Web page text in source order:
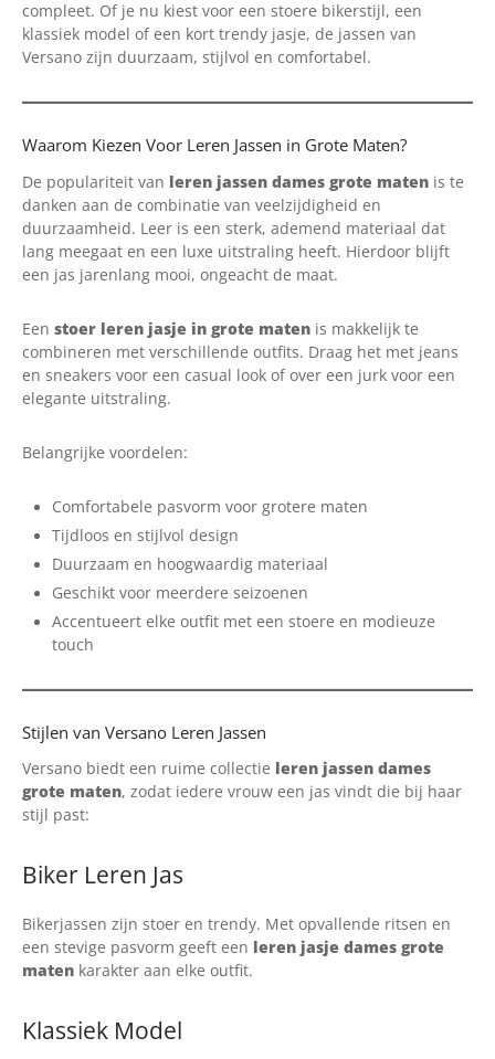
compleet. Of je nu kiest voor een stoere bikerstijl, een
klassiek model of een kort trendy jasje, de jassen van
Versano zijn duurzaam, stijlvol en comfortabel.
Waarom Kiezen Voor Leren Jassen in Grote Maten?
De populariteit van leren jassen dames grote maten is te
danken aan de combinatie van veelzijdigheid en
duurzaamheid. Leer is een sterk, ademend materiaal dat
lang meegaat en een luxe uitstraling heeft. Hierdoor blijft
een jas jarenlang mooi, ongeacht de maat.
Een stoer leren jasje in grote maten is makkelijk te
combineren met verschillende outfits. Draag het met jeans
en sneakers voor een casual look of over een jurk voor een
elegante uitstraling.
Belangrijke voordelen:
Comfortabele pasvorm voor grotere maten
Tijdloos en stijlvol design
Duurzaam en hoogwaardig materiaal
Geschikt voor meerdere seizoenen
Accentueert elke outfit met een stoere en modieuze
touch
Stijlen van Versano Leren Jassen
Versano biedt een ruime collectie leren jassen dames
grote maten, zodat iedere vrouw een jas vindt die bij haar
stijl past:
Biker Leren Jas
Bikerjassen zijn stoer en trendy. Met opvallende ritsen en
een stevige pasvorm geeft een leren jasje dames grote
maten karakter aan elke outfit.
Klassiek Model